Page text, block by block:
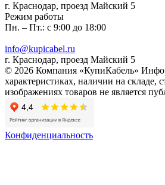
г. Краснодар, проезд Майский 5
Режим работы
Пн. – Пт.: с 9:00 до 18:00
info@kupicabel.ru
г. Краснодар, проезд Майский 5
© 2026 Компания «КупиКабель»
характеристиках, наличии на складе,
изображениях товаров не является
Конфиденциальность